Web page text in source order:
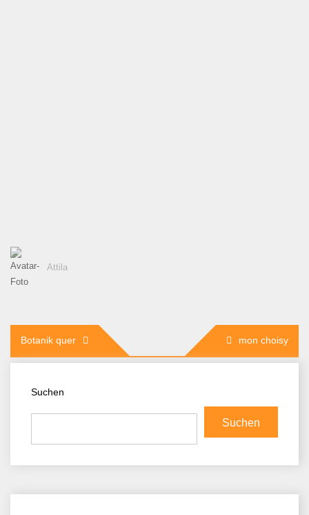
Attila
Beitragsnavigation
Botanik quer mon choisy
Suchen
Suchen